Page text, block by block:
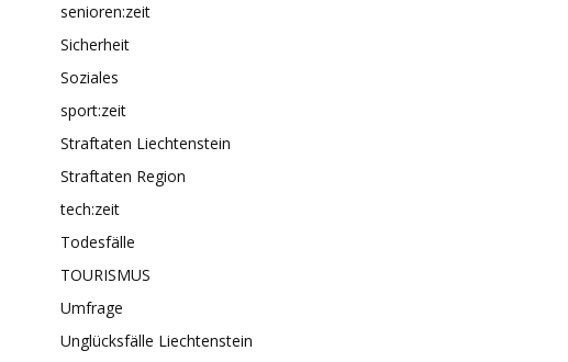
senioren:zeit
Sicherheit
Soziales
sport:zeit
Straftaten Liechtenstein
Straftaten Region
tech:zeit
Todesfälle
TOURISMUS
Umfrage
Unglücksfälle Liechtenstein